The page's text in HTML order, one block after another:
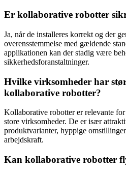
Er kollaborative robotter
Ja, når de installeres korrekt og der
overensstemmelse med gældende
applikationen kan der stadig være
sikkerhedsforanstaltninger.
Hvilke virksomheder har
kollaborative robotter?
Kollaborative robotter er relevante
store virksomheder. De er især
produktvarianter, hyppige
arbejdskraft.
Kan kollaborative robotter